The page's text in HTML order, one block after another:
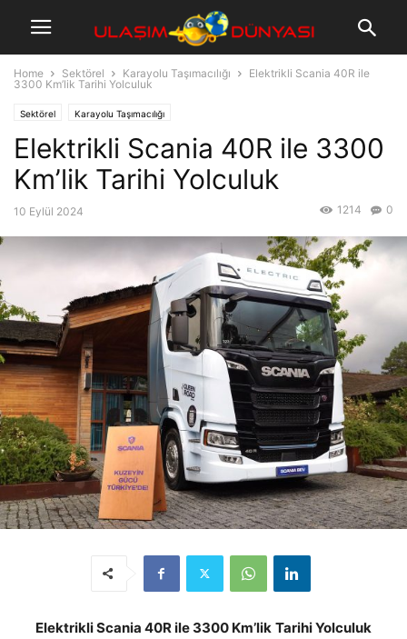
Home Sektörel Karayolu Taşımacılığı
Elektrikli Scania 40R ile
3300 Km’lik Tarihi Yolculuk
Sektörel Karayolu Taşımacılığı
Elektrikli Scania 40R ile 3300
Km’lik Tarihi Yolculuk
10 Eylül 2024 0
1214
Elektrikli Scania 40R ile 3300 Km’lik Tarihi Yolculuk